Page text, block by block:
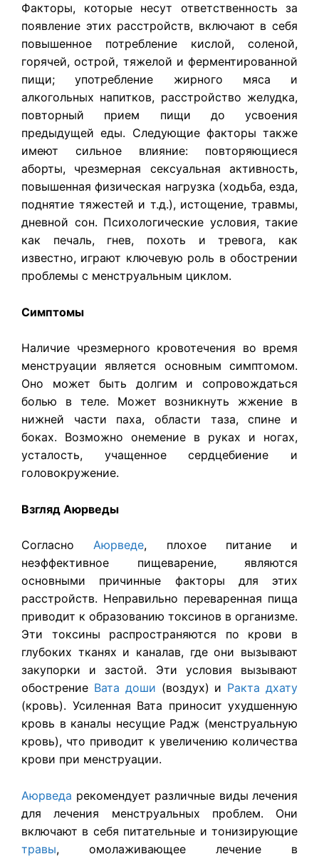
Факторы, которые несут ответственность за
появление этих расстройств, включают в себя
повышенное потребление кислой, соленой,
горячей, острой, тяжелой и ферментированной
пищи; употребление жирного мяса и
алкогольных напитков, расстройство желудка,
повторный прием пищи до усвоения
предыдущей еды. Следующие факторы также
имеют сильное влияние: повторяющиеся
аборты, чрезмерная сексуальная активность,
повышенная физическая нагрузка (ходьба, езда,
поднятие тяжестей и т.д.), истощение, травмы,
дневной сон. Психологические условия, такие
как печаль, гнев, похоть и тревога, как
известно, играют ключевую роль в обострении
проблемы с менструальным циклом.
Симптомы
Наличие чрезмерного кровотечения во время
менструации является основным симптомом.
Оно может быть долгим и сопровождаться
болью в теле. Может возникнуть жжение в
нижней части паха, области таза, спине и
боках. Возможно онемение в руках и ногах,
усталость, учащенное сердцебиение и
головокружение.
Взгляд Аюрведы
СогласноАюрведе, плохое питание и
неэффективное пищеварение, являются
основными причинные факторы для этих
расстройств. Неправильно переваренная пища
приводит к образованию токсинов в организме.
Эти токсины распространяются по крови в
глубоких тканях и каналав, где они вызывают
закупорки и застой. Эти условия вызывают
обострение Вата доши (воздух) и Ракта дхату
(кровь). Усиленная Вата приносит ухудшенную
кровь в каналы несущие Радж (менструальную
кровь), что приводит к увеличению количества
крови при менструации.
Аюрведа рекомендует различные виды лечения
для лечения менструальных проблем. Они
включают в себя питательные и тонизирующие
травы, омолаживающее лечение в